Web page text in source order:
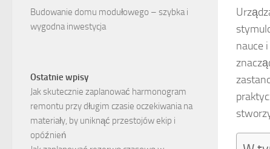
nauce
Budowanie domu modułowego – szybka i
wygodna inwestycja
Ostatnie wpisy
Jak skutecznie zaplanować harmonogram
remontu przy długim czasie oczekiwania na
materiały, by uniknąć przestojów ekip i
opóźnień